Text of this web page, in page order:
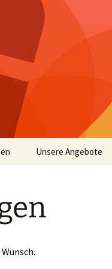
Unsere Angebote
Rollrasen &